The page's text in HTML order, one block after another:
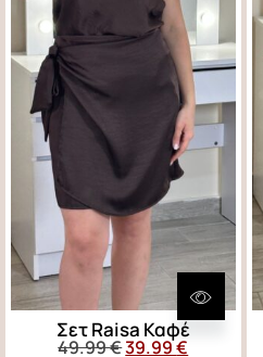
Σετ Raisa Καφέ
49.99€39.99€